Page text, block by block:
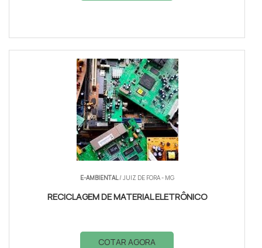
E-AMBIENTAL/ JUIZ DE FORA - MG
RECICLAGEM DE MATERIAL ELETRÔNICO
COTAR AGORA